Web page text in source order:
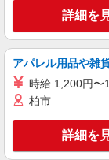
キー
派遣社員
株式会社kotrio /
詳細を
アパレル用品や雑
時給 1,200円〜
柏市
詳細を